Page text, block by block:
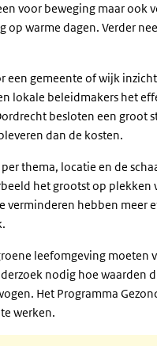
voor beweging maar ook
warme dagen. Verder
een gemeente of wijk
lokale beleidmakers het
besloten een groot
dan de kosten.
thema, locatie en de
het grootst op plekken
verminderen hebben meer
leefomgeving moeten
nodig hoe waarden
Het Programma
werken.